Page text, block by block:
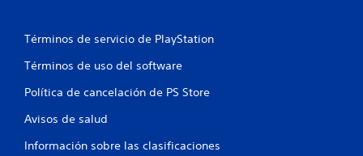
Términos de servicio de PlayStation
Términos de uso del software
Política de cancelación de PS Store
Avisos de salud
Información sobre las clasificaciones